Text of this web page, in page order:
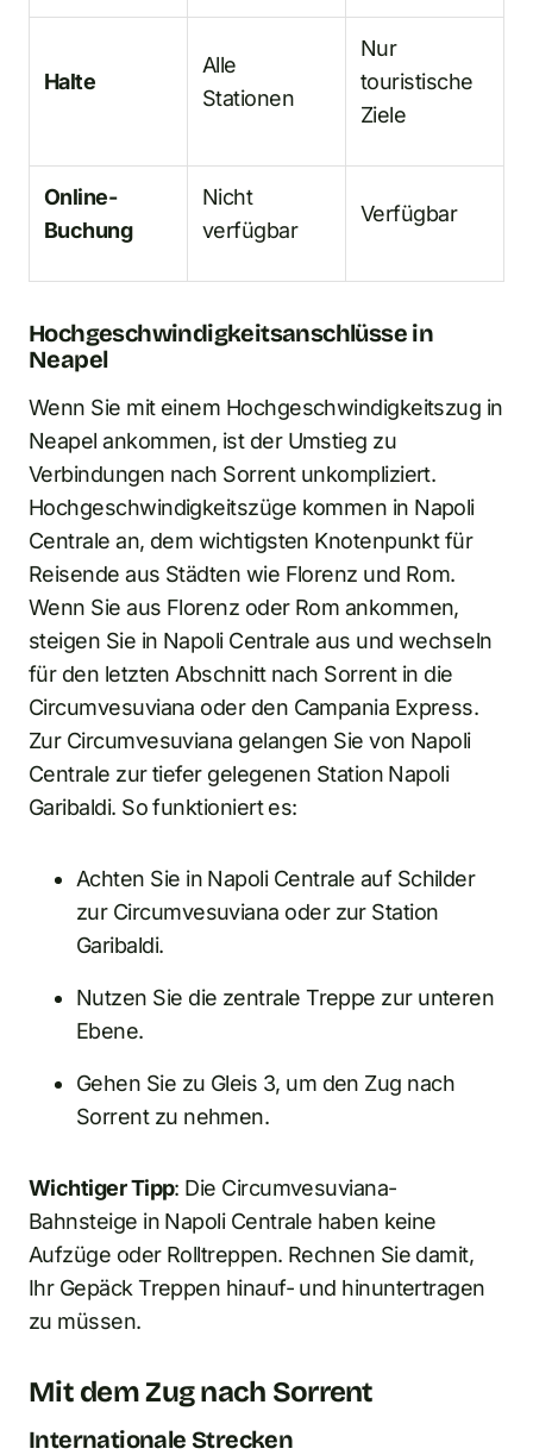
Halte
Alle
Stationen
Nur
touristische
Ziele
Online-
Buchung
Nicht
verfügbar
Verfügbar
Hochgeschwindigkeitsanschlüsse in
Neapel
Wenn Sie mit einem Hochgeschwindigkeitszug in
Neapel ankommen, ist der Umstieg zu
Verbindungen nach Sorrent unkompliziert.
Hochgeschwindigkeitszüge kommen in Napoli
Centrale an, dem wichtigsten Knotenpunkt für
Reisende aus Städten wie Florenz und Rom.
Wenn Sie aus Florenz oder Rom ankommen,
steigen Sie in Napoli Centrale aus und wechseln
für den letzten Abschnitt nach Sorrent in die
Circumvesuviana oder den Campania Express.
Zur Circumvesuviana gelangen Sie von Napoli
Centrale zur tiefer gelegenen Station Napoli
Garibaldi. So funktioniert es:
Achten Sie in Napoli Centrale auf Schilder
zur Circumvesuviana oder zur Station
Garibaldi.
Nutzen Sie die zentrale Treppe zur unteren
Ebene.
Gehen Sie zu Gleis 3, um den Zug nach
Sorrent zu nehmen.
Wichtiger Tipp: Die Circumvesuviana-
Bahnsteige in Napoli Centrale haben keine
Aufzüge oder Rolltreppen. Rechnen Sie damit,
Ihr Gepäck Treppen hinauf- und hinuntertragen
zu müssen.
Mit dem Zug nach Sorrent
Internationale Strecken